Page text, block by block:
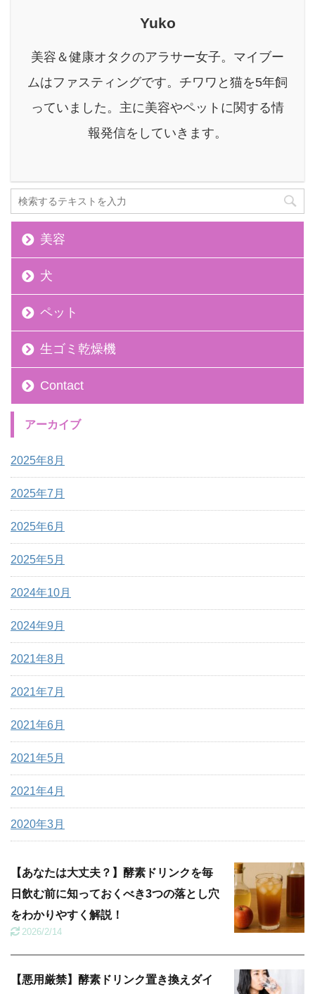
安になることはありませ
ートに住んでいると、ち
やすいので、愛犬の吠え
声が深刻な近隣トラブル
す。 悩んでいる人もし苦
Yuko
美容＆健康オタクのアラサー女子。マイブー
ムはファスティングです。チワワと猫を5年飼
っていました。主に美容やペットに関する情
報発信をしていきます。
美容
犬
ペット
生ゴミ乾燥機
Contact
アーカイブ
2025年8月
2025年7月
2025年6月
2025年5月
2024年10月
2024年9月
2021年8月
2021年7月
2021年6月
2021年5月
2021年4月
2020年3月
【あなたは大丈夫？】酵素ドリンクを毎
日飲む前に知っておくべき3つの落とし穴
をわかりやすく解説！
2026/2/14
【悪用厳禁】酵素ドリンク置き換えダイ